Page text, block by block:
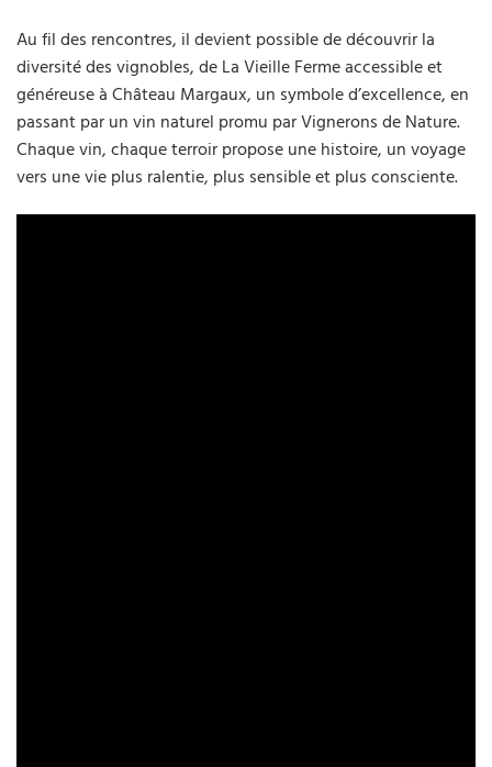
Au fil des rencontres, il devient possible de découvrir la
diversité des vignobles, de La Vieille Ferme accessible et
généreuse à Château Margaux, un symbole d’excellence, en
passant par un vin naturel promu par Vignerons de Nature.
Chaque vin, chaque terroir propose une histoire, un voyage
vers une vie plus ralentie, plus sensible et plus consciente.